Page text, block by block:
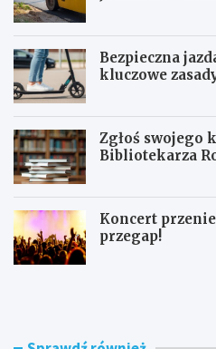
Bezpieczna
kluczowe
Zgłoś swojego
Bibliotekarza
Koncert
przegap!
N
B